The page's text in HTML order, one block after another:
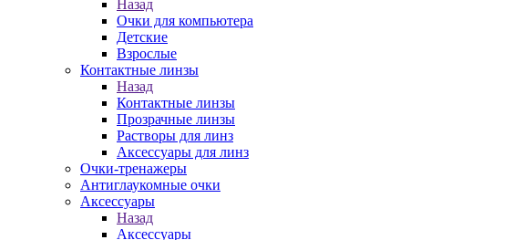
Назад
Очки для компьютера
Детские
Взрослые
Контактные линзы
Назад
Контактные линзы
Прозрачные линзы
Растворы для линз
Аксессуары для линз
Очки-тренажеры
Антиглаукомные очки
Аксессуары
Назад
Аксессуары